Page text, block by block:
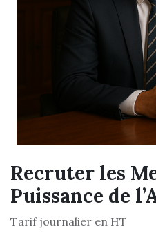
Recruter les
Puissance de
Tarif journalier en HT